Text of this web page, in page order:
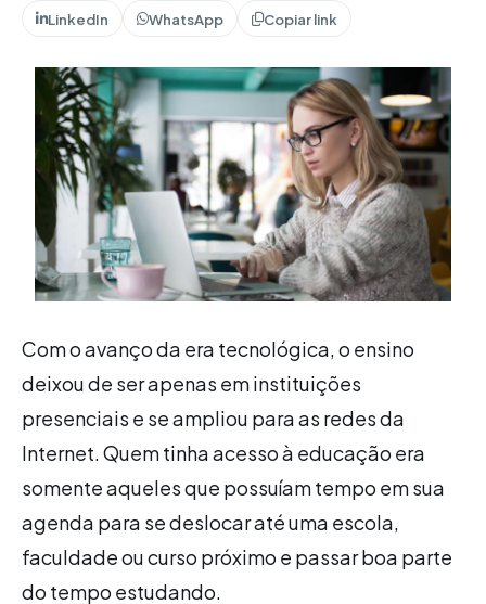
LinkedIn WhatsApp Copiar link
Com o avanço da era tecnológica, o ensino
deixou de ser apenas em instituições
presenciais e se ampliou para as redes da
Internet. Quem tinha acesso à educação era
somente aqueles que possuíam tempo em sua
agenda para se deslocar até uma escola,
faculdade ou curso próximo e passar boa parte
do tempo estudando.